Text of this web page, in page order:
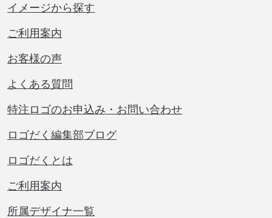
イメージから探す
ご利用案内
お客様の声
よくある質問
特注ロゴのお申込み・お問い合わせ
ロゴだく編集部ブログ
ロゴだくとは
ご利用案内
所属デザイナ一覧